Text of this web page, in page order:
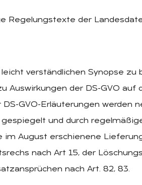
Regelungstexte der
verständlichen Synopse
Auswirkungen der DS-GVO auf
DS-GVO-Erläuterungen werden
gespiegelt und durch
im August erschienene
nach Art 15, der
nach Art. 82, 83.